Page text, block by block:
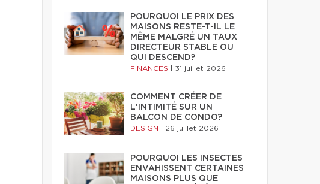
POURQUOI LE PRIX DES
MAISONS RESTE-T-IL LE
MÊME MALGRÉ UN TAUX
DIRECTEUR STABLE OU
QUI DESCEND?
FINANCES 31 juillet 2026
COMMENT CRÉER DE
L'INTIMITÉ SUR UN
BALCON DE CONDO?
DESIGN 26 juillet 2026
POURQUOI LES INSECTES
ENVAHISSENT CERTAINES
MAISONS PLUS QUE